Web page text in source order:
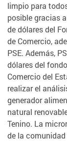
limpio para
posible gracias
de dólares del
de Comercio,
PSE. Además,
dólares del
Comercio del
realizar el
generador
natural
Tenino. La
de la